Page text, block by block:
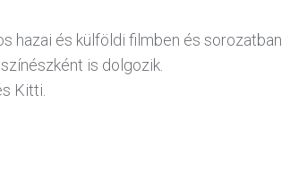
hazai és külföldi filmben és sorozatban
is dolgozik.
Kitti.